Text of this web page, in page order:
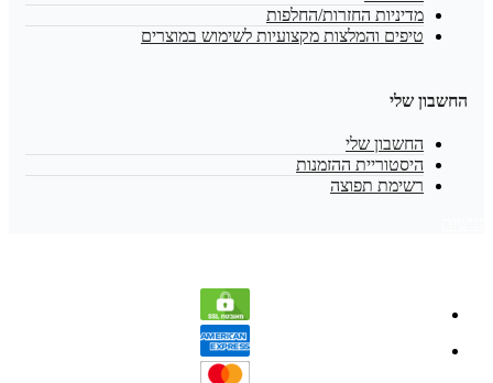
מדיניות החזרות/החלפות
טיפים והמלצות מקצועיות לשימוש במוצרים
החשבון שלי
החשבון שלי
היסטוריית ההזמנות
רשימת תפוצה